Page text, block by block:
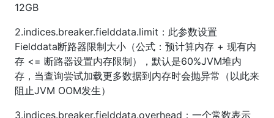
12GB
2.indices.breaker.fielddata.limit：此参数设置
Fielddata断路器限制大小（公式：预计算内存 + 现有内
存 <= 断路器设置内存限制），默认是60%JVM堆内
存，当查询尝试加载更多数据到内存时会抛异常（以此来
阻止JVM OOM发生）
3.indices.breaker.fielddata.overhead：一个常数表示